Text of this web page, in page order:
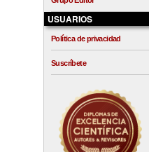
USUARIOS
Política de privacidad
Suscríbete